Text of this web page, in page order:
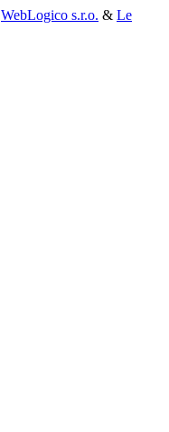
WebLogico s.r.o. & Le